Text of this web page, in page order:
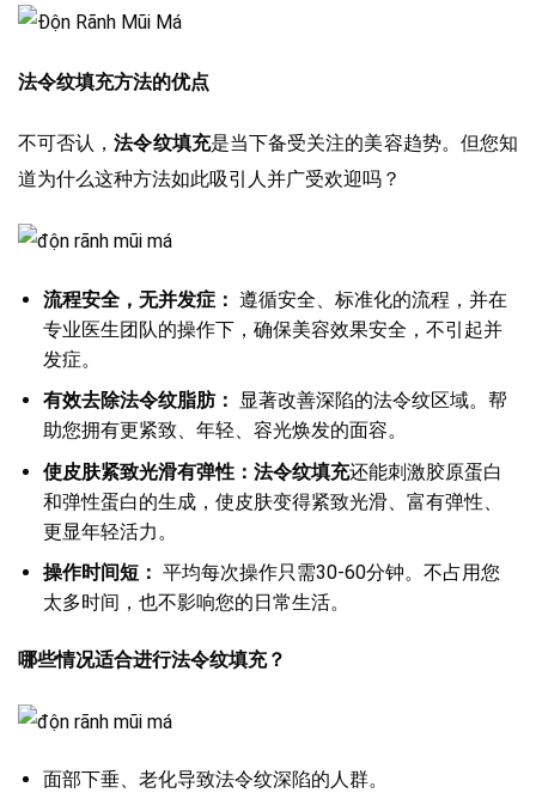
法令纹填充方法的优点
不可否认，法令纹填充是当下备受关注的美容趋势。但您知
道为什么这种方法如此吸引人并广受欢迎吗？
流程安全，无并发症： 遵循安全、标准化的流程，并在
专业医生团队的操作下，确保美容效果安全，不引起并
发症。
有效去除法令纹脂肪：
显著改善深陷的法令纹区域。帮
助您拥有更紧致、年轻、容光焕发的面容。
使皮肤紧致光滑有弹性：法令纹填充还能刺激胶原蛋白
和弹性蛋白的生成，使皮肤变得紧致光滑、富有弹性、
更显年轻活力。
操作时间短： 平均每次操作只需30-60分钟。不占用您
太多时间，也不影响您的日常生活。
哪些情况适合进行法令纹填充？
面部下垂、老化导致法令纹深陷的人群。